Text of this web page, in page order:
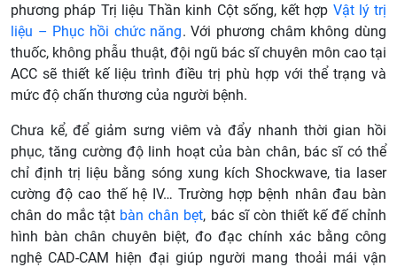
phương pháp Trị liệu Thần kinh Cột sống, kết hợp Vật lý trị
liệu – Phục hồi chức năng. Với phương châm không dùng
thuốc, không phẫu thuật, đội ngũ bác sĩ chuyên môn cao tại
ACC sẽ thiết kế liệu trình điều trị phù hợp với thể trạng và
mức độ chấn thương của người bệnh.
Chưa kể, để giảm sưng viêm và đẩy nhanh thời gian hồi
phục, tăng cường độ linh hoạt của bàn chân, bác sĩ có thể
chỉ định trị liệu bằng sóng xung kích Shockwave, tia laser
cường độ cao thế hệ IV… Trường hợp bệnh nhân đau bàn
chân do mắc tật bàn chân bẹt, bác sĩ còn thiết kế đế chỉnh
hình bàn chân chuyên biệt, đo đạc chính xác bằng công
nghệ CAD-CAM hiện đại giúp người mang thoải mái vận